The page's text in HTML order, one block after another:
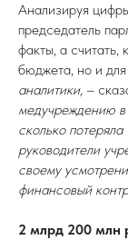
Анализируя
председатель
факты, а считать,
бюджета, но и
аналитики, –
медучреждению в
сколько
руководители
своему
финансовый
2 млрд 200 млн